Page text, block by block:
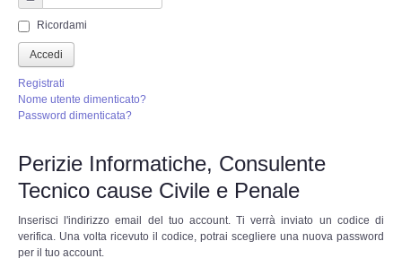
Perizia Dash Cam
Perizia software spia
Perizia Controllo lavoratori
Perizia DVR
Perizia IoT e IIoT
Password
Ricordami
Accedi
Registrati
Nome utente dimenticato?
Password dimenticata?
Perizie Informatiche, Consulente
Tecnico cause Civile e Penale
Inserisci l'indirizzo email del tuo account. Ti verrà inviato un codice di
verifica. Una volta ricevuto il codice, potrai scegliere una nuova password
per il tuo account.